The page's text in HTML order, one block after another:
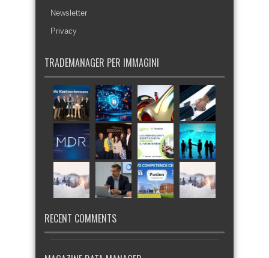
Newsletter
Privacy
TRADEMANAGER PER IMMAGINI
RECENT COMMENTS